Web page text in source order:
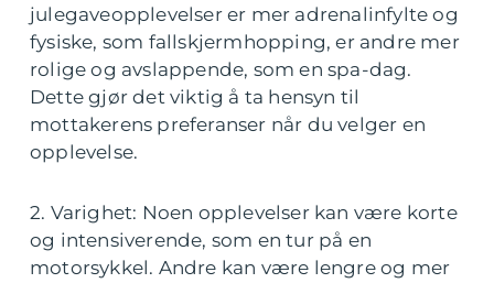
julegaveopplevelser er mer adrenalinfylte og
fysiske, som fallskjermhopping, er andre mer
rolige og avslappende, som en spa-dag.
Dette gjør det viktig å ta hensyn til
mottakerens preferanser når du velger en
opplevelse.
2. Varighet: Noen opplevelser kan være korte
og intensiverende, som en tur på en
motorsykkel. Andre kan være lengre og mer